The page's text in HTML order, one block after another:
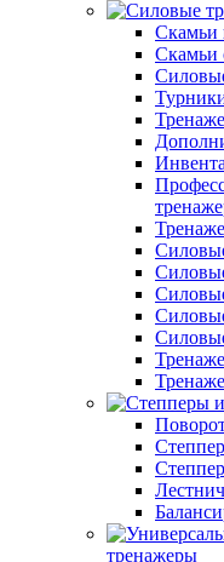
Скамьи
Скамьи
тренажеры